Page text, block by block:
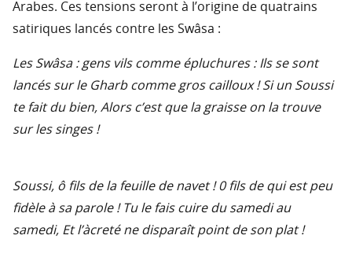
Arabes. Ces tensions seront à l’origine de quatrains
satiriques lancés contre les Swâsa :
Les Swâsa : gens vils comme épluchures : Ils se sont
lancés sur le Gharb comme gros cailloux ! Si un Soussi
te fait du bien, Alors c’est que la graisse on la trouve
sur les singes !
Soussi, ô fils de la feuille de navet ! 0 fils de qui est peu
fidèle à sa parole ! Tu le fais cuire du samedi au
samedi, Et l’àcreté ne disparaît point de son plat !